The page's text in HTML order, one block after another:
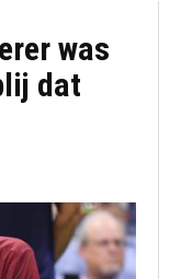
was
dat